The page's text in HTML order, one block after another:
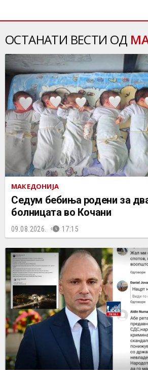
ОСТАНАТИ ВЕСТИ ОД
МАКЕДОНИЈА
Седум бебиња родени за
болницата во Кочани
09.08.2026. 17:15